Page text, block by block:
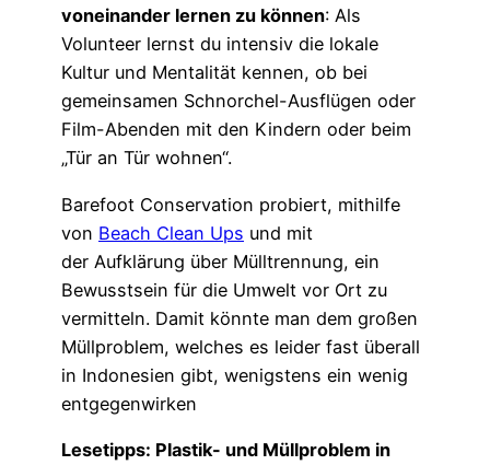
voneinander lernen zu können: Als
Volunteer lernst du intensiv die lokale
Kultur und Mentalität kennen, ob bei
gemeinsamen Schnorchel-Ausflügen oder
Film-Abenden mit den Kindern oder beim
„Tür an Tür wohnen“.
Barefoot Conservation probiert, mithilfe
von Beach Clean Ups und mit
der Aufklärung über Mülltrennung, ein
Bewusstsein für die Umwelt vor Ort zu
vermitteln. Damit könnte man dem großen
Müllproblem, welches es leider fast überall
in Indonesien gibt, wenigstens ein wenig
entgegenwirken
Lesetipps: Plastik- und Müllproblem in